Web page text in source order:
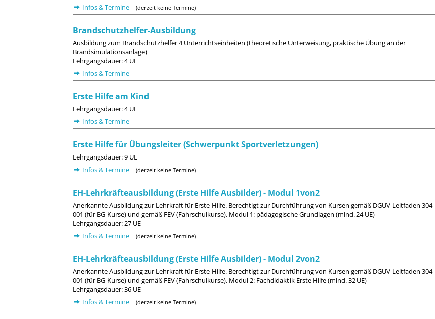
Infos & Termine
(derzeit keine Termine)
Brandschutzhelfer-Ausbildung
Ausbildung zum Brandschutzhelfer 4 Unterrichtseinheiten (theoretische Unterweisung, praktische Übung an der
Brandsimulationsanlage)
Lehrgangsdauer: 4 UE
Infos & Termine
Erste Hilfe am Kind
Lehrgangsdauer: 4 UE
Infos & Termine
Erste Hilfe für Übungsleiter (Schwerpunkt Sportverletzungen)
Lehrgangsdauer: 9 UE
Infos & Termine
(derzeit keine Termine)
EH-Lehrkräfteausbildung (Erste Hilfe Ausbilder) - Modul 1von2
Anerkannte Ausbildung zur Lehrkraft für Erste-Hilfe. Berechtigt zur Durchführung von Kursen gemäß DGUV-Leitfaden 304-
001 (für BG-Kurse) und gemäß FEV (Fahrschulkurse). Modul 1: pädagogische Grundlagen (mind. 24 UE)
Lehrgangsdauer: 27 UE
Infos & Termine
(derzeit keine Termine)
EH-Lehrkräfteausbildung (Erste Hilfe Ausbilder) - Modul 2von2
Anerkannte Ausbildung zur Lehrkraft für Erste-Hilfe. Berechtigt zur Durchführung von Kursen gemäß DGUV-Leitfaden 304-
001 (für BG-Kurse) und gemäß FEV (Fahrschulkurse). Modul 2: Fachdidaktik Erste Hilfe (mind. 32 UE)
Lehrgangsdauer: 36 UE
Infos & Termine
(derzeit keine Termine)